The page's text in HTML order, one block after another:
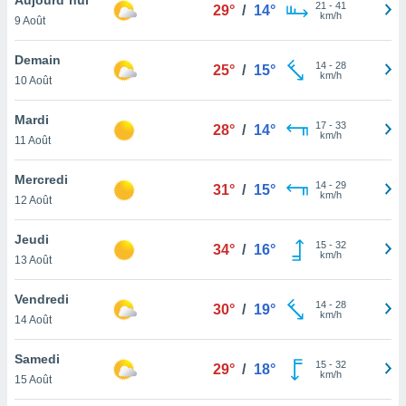
et
»,
au
vous
qu'ils
ou
le
ainsi
un
la
du
9 Août
29° / 14° 21 - 41
km/h
Demain
10 Août
25° / 15° 14- 28
km/h
Mardi
11 Août
28° / 14° 17- 33
km/h
Mercredi
12 Août
31° / 15° 14- 29
km/h
Jeudi
13 Août
34° / 16° 15- 32
km/h
Vendredi
14 Août
30° / 19° 14- 28
km/h
Samedi
15 Août
29° / 18° 15- 32
km/h